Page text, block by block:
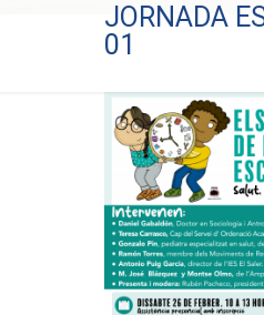
JORNADA
01